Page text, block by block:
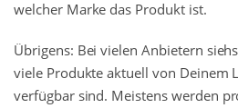
welcher Marke das Produkt ist.
Übrigens: Bei vielen Anbietern
viele Produkte aktuell von Deinem
verfügbar sind. Meistens werden